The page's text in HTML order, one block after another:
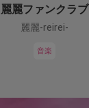
麗麗ファンクラブ
麗麗-reirei-
音楽